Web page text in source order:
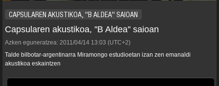
CAPSULAREN AKUSTIKOA, ''B ALDEA'' SAIOAN
Capsularen akustikoa, ''B Aldea'' saioan
Azken eguneratzea: 2011/04/14 13:03 (UTC+2)
Talde bilbotar-argentinarra Miramongo estudioetan izan zen emanaldi
akustikoa eskaintzen